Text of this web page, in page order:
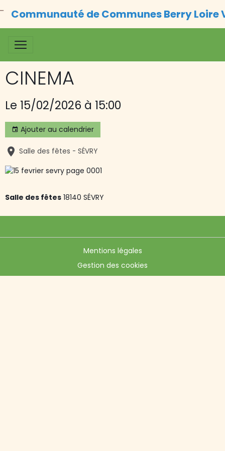
Communauté de Communes Berry Loire
CINEMA
Le 15/02/2026 à 15:00
Ajouter au calendrier
Salle des fêtes - SÉVRY
Salle des fêtes 18140 SÉVRY
Mentions légales
Gestion des cookies